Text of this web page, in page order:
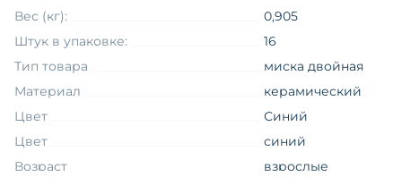
Вес (кг):
0,905
Штук в упаковке:
16
Тип товара
миска двойная
Материал
керамический
Цвет
Синий
Цвет
синий
Возраст
взрослые